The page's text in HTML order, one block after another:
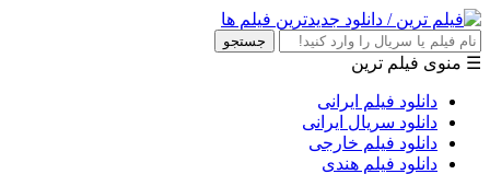
جستجو
☰ منوی فیلم ترین
دانلود فیلم ایرانی
دانلود سریال ایرانی
دانلود فیلم خارجی
دانلود فیلم هندی